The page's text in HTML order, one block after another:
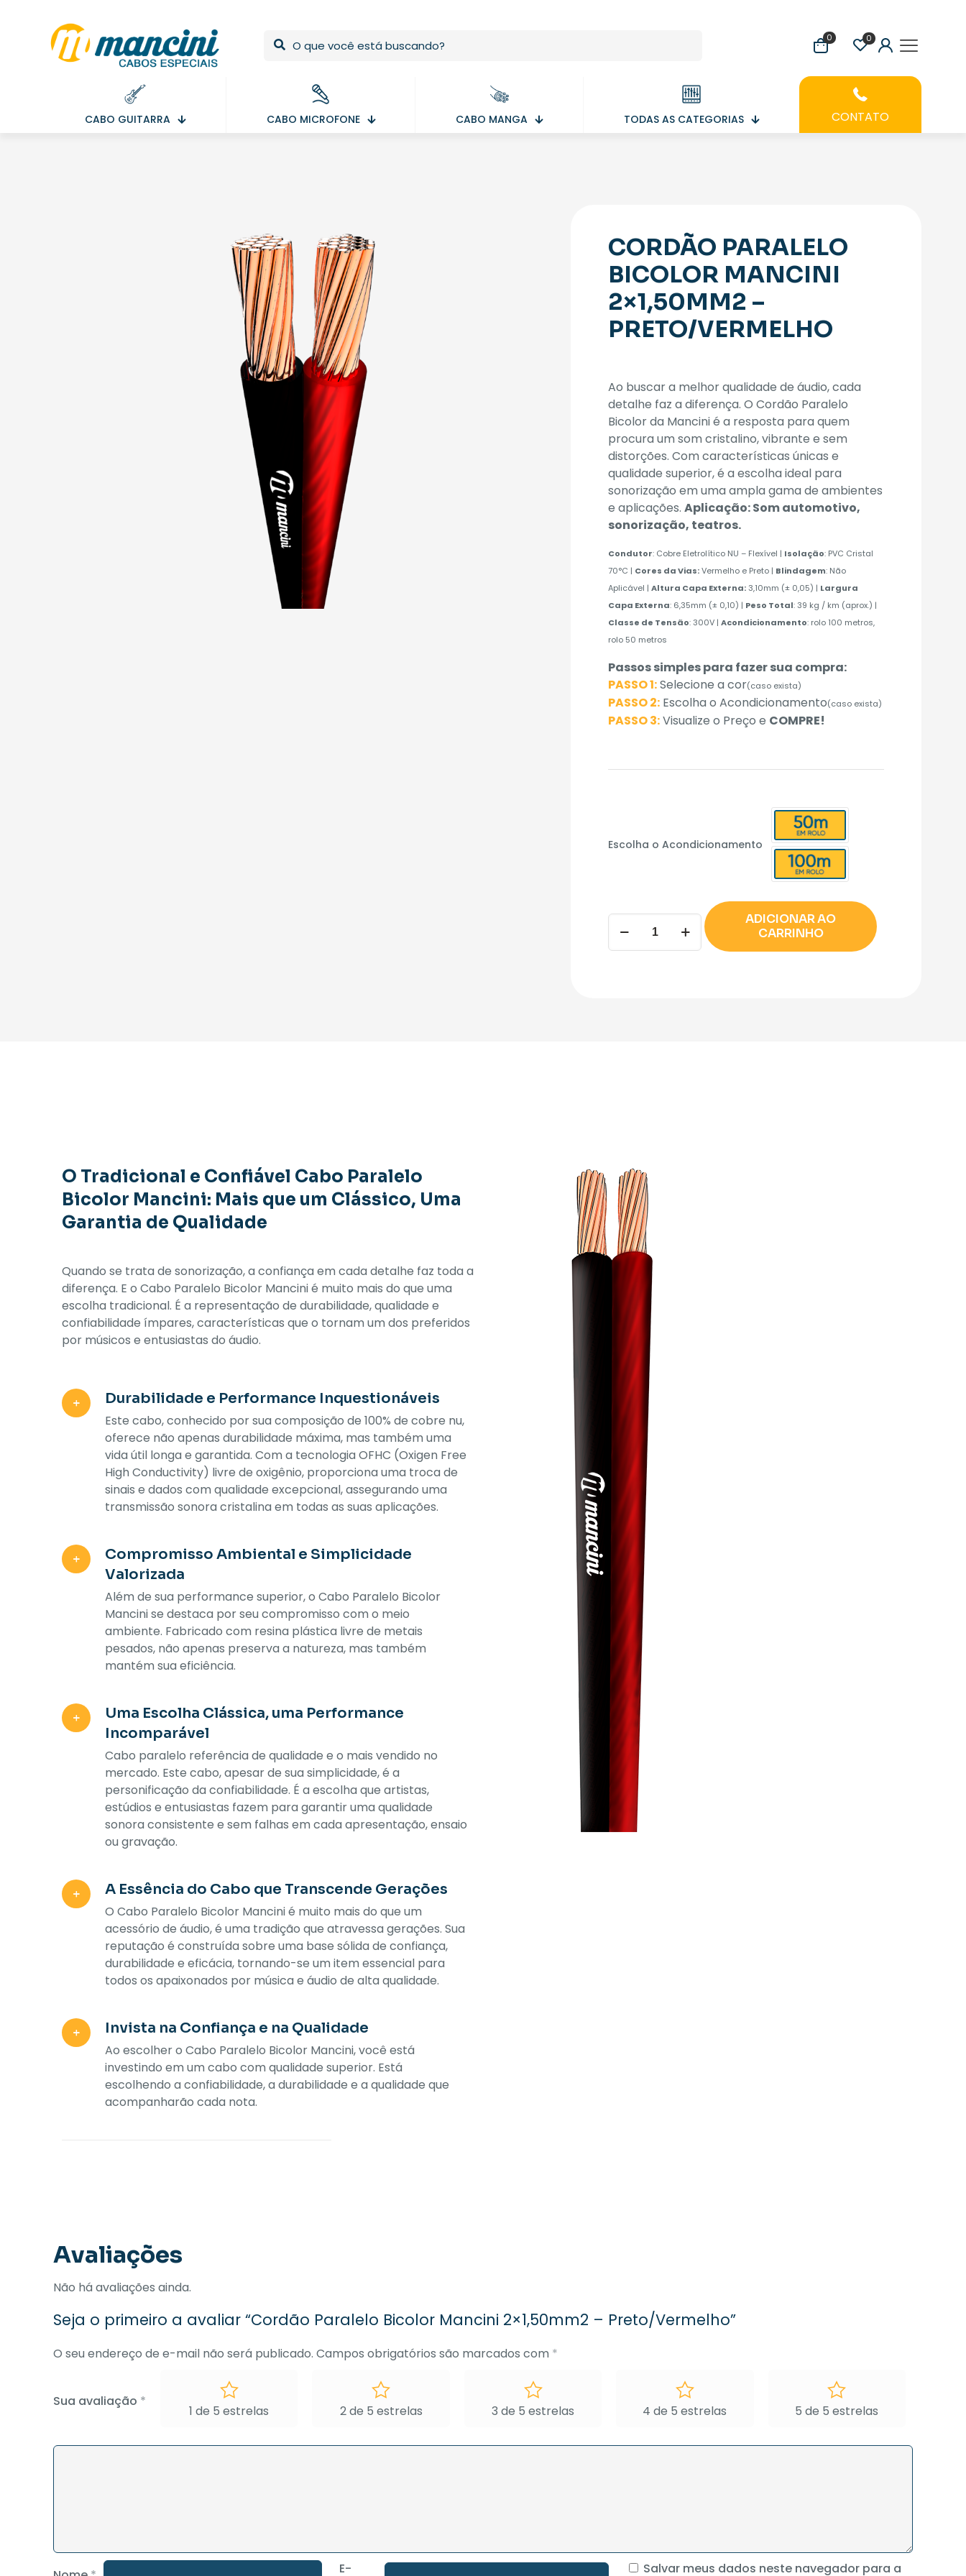
0 0
CABO GUITARRA CABO MICROFONE CABO MANGA TODAS AS CATEGORIAS CONTATO
CORDÃO PARALELO
BICOLOR MANCINI
2×1,50MM2 –
PRETO/VERMELHO
Ao buscar a melhor qualidade de áudio, cada
detalhe faz a diferença. O Cordão Paralelo
Bicolor da Mancini é a resposta para quem
procura um som cristalino, vibrante e sem
distorções. Com características únicas e
qualidade superior, é a escolha ideal para
sonorização em uma ampla gama de ambientes
e aplicações. Aplicação: Som automotivo,
sonorização, teatros.
Condutor: Cobre Eletrolítico NU – Flexível | Isolação: PVC Cristal
70°C | Cores da Vias:Vermelho e Preto | Blindagem: Não
Aplicável | Altura Capa Externa:3,10mm (± 0,05) | Largura
Capa Externa: 6,35mm (± 0,10) | Peso Total: 39 kg / km (aprox.) |
Classe de Tensão: 300V | Acondicionamento: rolo 100 metros,
rolo 50 metros
Passos simples para fazer sua compra:
PASSO 1:Selecione a cor(caso exista)
PASSO 2: Escolha o Acondicionamento(caso exista)
PASSO 3:Visualize o Preço e COMPRE!
Escolha o Acondicionamento
Cordão
Paralelo
Bicolor
ADICIONAR AO
CARRINHO
O Tradicional e Confiável Cabo Paralelo
Bicolor Mancini: Mais que um Clássico, Uma
Garantia de Qualidade
Quando se trata de sonorização, a confiança em cada detalhe faz toda a
diferença. E o Cabo Paralelo Bicolor Mancini é muito mais do que uma
escolha tradicional. É a representação de durabilidade, qualidade e
confiabilidade ímpares, características que o tornam um dos preferidos
por músicos e entusiastas do áudio.
Durabilidade e Performance Inquestionáveis
Este cabo, conhecido por sua composição de 100% de cobre nu,
oferece não apenas durabilidade máxima, mas também uma
vida útil longa e garantida. Com a tecnologia OFHC (Oxigen Free
High Conductivity) livre de oxigênio, proporciona uma troca de
sinais e dados com qualidade excepcional, assegurando uma
transmissão sonora cristalina em todas as suas aplicações.
Compromisso Ambiental e Simplicidade
Valorizada
Além de sua performance superior, o Cabo Paralelo Bicolor
Mancini se destaca por seu compromisso com o meio
ambiente. Fabricado com resina plástica livre de metais
pesados, não apenas preserva a natureza, mas também
mantém sua eficiência.
Uma Escolha Clássica, uma Performance
Incomparável
Cabo paralelo referência de qualidade e o mais vendido no
mercado. Este cabo, apesar de sua simplicidade, é a
personificação da confiabilidade. É a escolha que artistas,
estúdios e entusiastas fazem para garantir uma qualidade
sonora consistente e sem falhas em cada apresentação, ensaio
ou gravação.
A Essência do Cabo que Transcende Gerações
O Cabo Paralelo Bicolor Mancini é muito mais do que um
acessório de áudio, é uma tradição que atravessa gerações. Sua
reputação é construída sobre uma base sólida de confiança,
durabilidade e eficácia, tornando-se um item essencial para
todos os apaixonados por música e áudio de alta qualidade.
Invista na Confiança e na Qualidade
Ao escolher o Cabo Paralelo Bicolor Mancini, você está
investindo em um cabo com qualidade superior. Está
escolhendo a confiabilidade, a durabilidade e a qualidade que
acompanharão cada nota.
Avaliações
Não há avaliações ainda.
Seja o primeiro a avaliar “Cordão Paralelo Bicolor Mancini 2×1,50mm2 – Preto/Vermelho”
O seu endereço de e-mail não será publicado. Campos obrigatórios são marcados com *
Sua avaliação *
1 de 5 estrelas 2 de 5 estrelas 3 de 5 estrelas 4 de 5 estrelas 5 de 5 estrelas
E- Salvar meus dados neste navegador para a